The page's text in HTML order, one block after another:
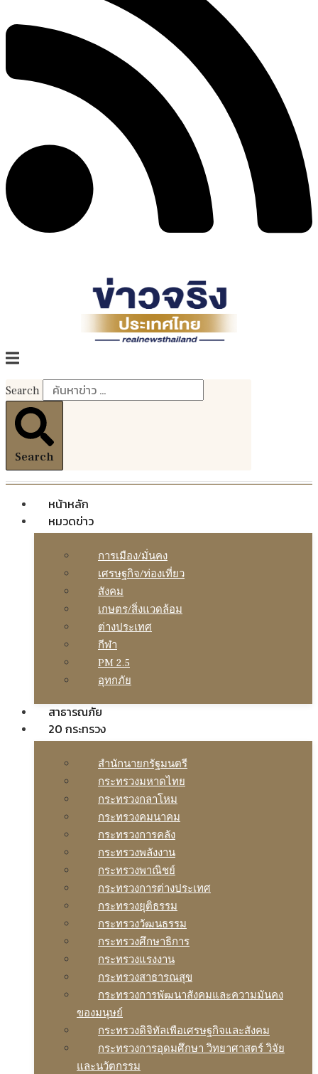
Search
Search
หน้าหลัก
หมวดข่าว
การเมือง/มั่นคง
เศรษฐกิจ/ท่องเที่ยว
สังคม
เกษตร/สิ่งแวดล้อม
ต่างประเทศ
กีฬา
PM 2.5
อุทกภัย
สาธารณภัย
20 กระทรวง
สํานักนายกรัฐมนตรี
กระทรวงมหาดไทย
กระทรวงกลาโหม
กระทรวงคมนาคม
กระทรวงการคลัง
กระทรวงพลังงาน
กระทรวงพาณิชย์
กระทรวงการต่างประเทศ
กระทรวงยุติธรรม
กระทรวงวัฒนธรรม
กระทรวงศึกษาธิการ
กระทรวงแรงงาน
กระทรวงสาธารณสุข
กระทรวงการพัฒนาสังคมและความมันคง
ของมนุษย์
กระทรวงดิจิทัลเพือเศรษฐกิจและสังคม
กระทรวงการอุดมศึกษา วิทยาศาสตร์ วิจัย
และนวัตกรรม